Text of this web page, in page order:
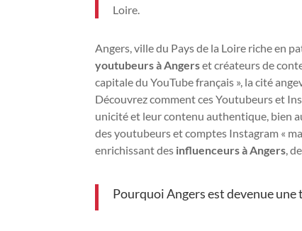
Loire.
Angers, ville du Pays de la Loire riche en
youtubeurs à Angerset créateurs de
capitale du YouTube français », la cité
Découvrez comment ces Youtubeurs et
unicité et leur contenu authentique, bien
des youtubeurs et comptes Instagram «
enrichissant des influenceurs à Angers ,
Pourquoi Angers est devenue